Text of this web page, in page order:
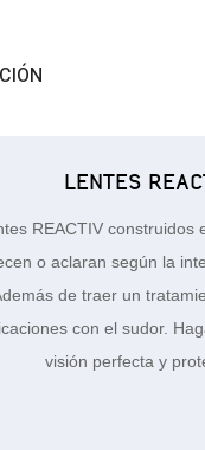
LENTES
REACTIV construidos
o aclaran según la
de traer un
con el sudor.
visión perfecta y